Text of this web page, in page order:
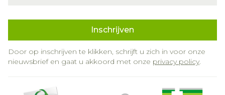
Inschrijven
Door op inschrijven te klikken, schrijft u zich in voor onze
nieuwsbrief en gaat u akkoord met onze privacy policy.